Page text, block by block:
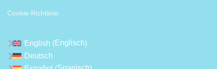
Cookie-Richtlinie
English (Englisch)
Deutsch